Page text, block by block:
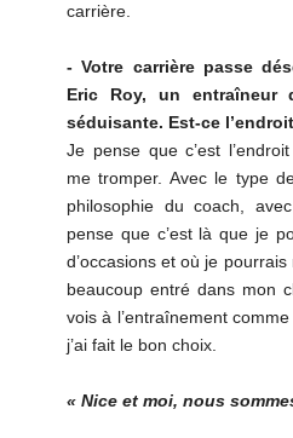
carrière.
- Votre carrière passe
Eric Roy, un entraîneur
séduisante. Est-ce
Je pense que c’est
me tromper. Avec le type
philosophie du coach,
pense que c’est là que je
d’occasions et où je
beaucoup entré dans mon
vois à l’entraînement
j’ai fait le bon choix.
« Nice et moi, nous